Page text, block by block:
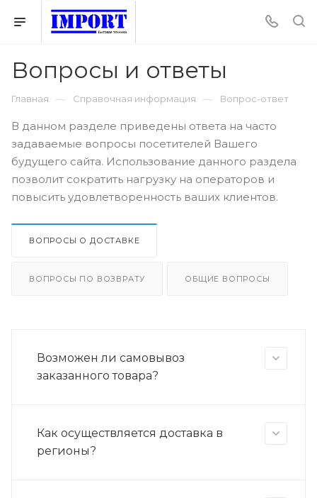
Вопросы и ответы
Главная — Справочная информация — Вопрос-ответ
В данном разделе приведены ответа на часто
задаваемые вопросы посетителей Вашего
будущего сайта. Использование данного раздела
позволит сократить нагрузку на операторов и
повысить удовлетворенность ваших клиентов.
ВОПРОСЫ О ДОСТАВКЕ
ВОПРОСЫ ПО ВОЗВРАТУ ОБЩИЕ ВОПРОСЫ
Возможен ли самовывоз
заказанного товара?
Как осуществляется доставка в
регионы?